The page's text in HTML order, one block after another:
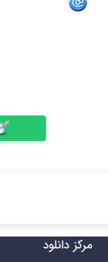
مرکز دانلود